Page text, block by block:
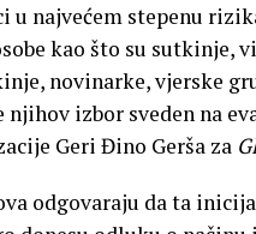
u najvećem stepenu
kao što su sutkinje,
novinarke, vjerske
izbor sveden na
Geri Đino Gerša za
odgovaraju da ta